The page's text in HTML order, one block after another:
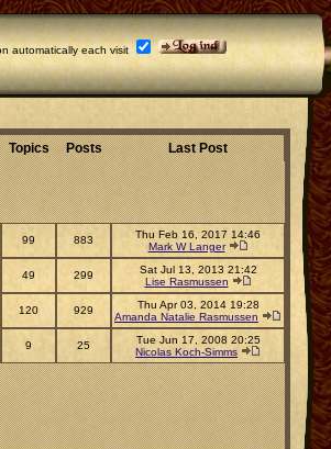
each visit
Topics Posts
Last Post
99 883
Thu Feb 16, 2017 14:46
Mark W Langer
49 299
Sat Jul 13, 2013 21:42
Lise Rasmussen
120 929
Thu Apr 03, 2014 19:28
Amanda Natalie Rasmussen
9 25
Tue Jun 17, 2008 20:25
Nicolas Koch-Simms